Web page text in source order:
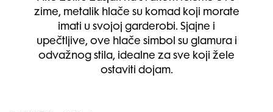
zime, metalik hlače su komad koji morate
imati u svojoj garderobi. Sjajne i
upečtljive, ove hlače simbol su glamura i
odvažnog stila, idealne za sve koji žele
ostaviti dojam.